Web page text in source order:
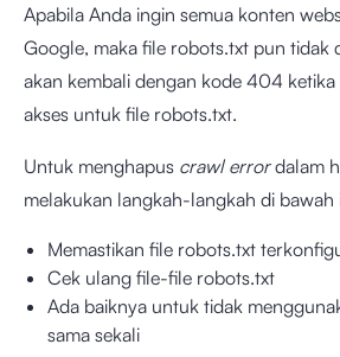
Apabila Anda ingin semua konten
Google, maka file robots.txt pun tidak
akan kembali dengan kode 404
akses untuk file robots.txt.
Untuk menghapus crawl errordalam
melakukan langkah-langkah di bawah
Memastikan file robots.txt
Cek ulang file-file robots.txt
Ada baiknya untuk tidak
sama sekali